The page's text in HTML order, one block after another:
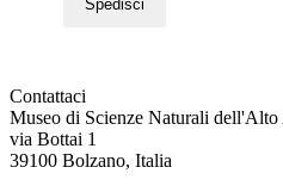
Spedisci
Contattaci
Museo di Scienze Naturali dell'Alto
via Bottai 1
39100 Bolzano, Italia